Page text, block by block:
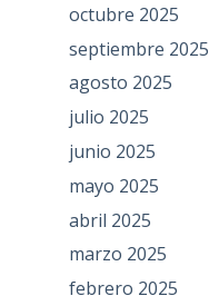
octubre 2025
septiembre 2025
agosto 2025
julio 2025
junio 2025
mayo 2025
abril 2025
marzo 2025
febrero 2025